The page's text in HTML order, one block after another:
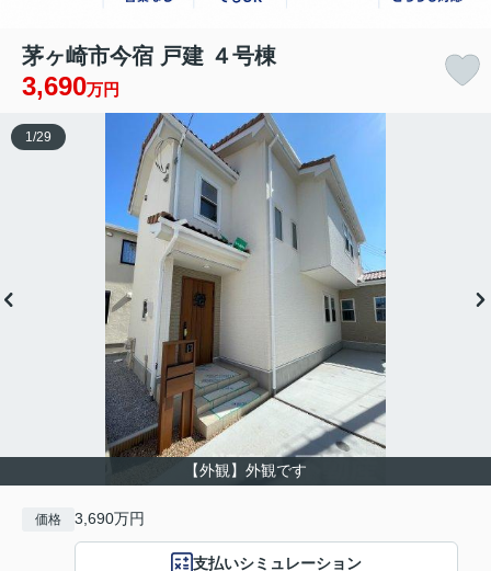
茅ヶ崎市今宿 戸建 ４号棟
3,690万円
【外観】外観です
1/29
価格 3,690万円
支払いシミュレーション